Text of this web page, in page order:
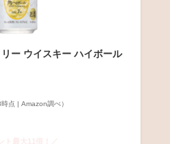
ー ウイスキー ハイボール
点 | Amazon調べ）